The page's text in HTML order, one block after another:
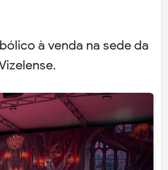
à venda na sede da